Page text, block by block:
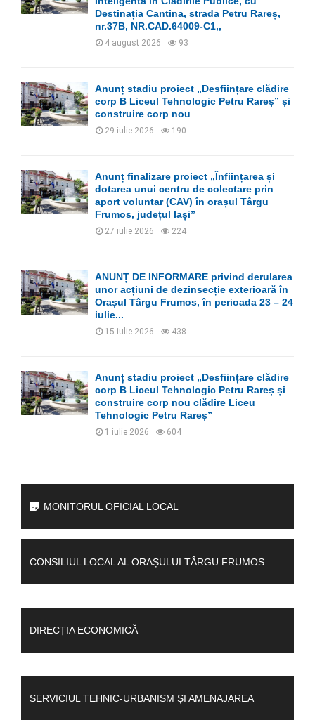
C
Destinația Cantina, strada Petru Rareș,
nr.37B, NR.CAD.64009-C1,,
4 august 2026 93
Anunț stadiu proiect „Desființare clădire
corp B Liceul Tehnologic Petru Rareș” și
construire corp nou
29 iulie 2026 190
Anunț finalizare proiect „Înființarea și
dotarea unui centru de colectare prin
aport voluntar (CAV) în orașul Târgu
Frumos, județul Iași”
27 iulie 2026 224
ANUNȚ DE INFORMARE privind derularea
unor acțiuni de dezinsecție exterioară în
Orașul Târgu Frumos, în perioada 23 – 24
iulie...
15 iulie 2026 438
Anunț stadiu proiect „Desființare clădire
corp B Liceul Tehnologic Petru Rareș și
construire corp nou clădire Liceu
Tehnologic Petru Rareș”
1 iulie 2026 604
MONITORUL OFICIAL LOCAL
CONSILIUL LOCAL AL ORAȘULUI TÂRGU FRUMOS
DIRECȚIA ECONOMICĂ
SERVICIUL TEHNIC-URBANISM ȘI AMENAJAREA